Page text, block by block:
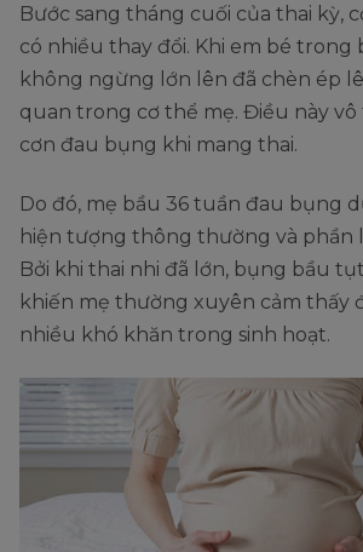
Bước sang tháng cuối của thai kỳ,
có nhiều thay đổi. Khi em bé trong
không ngừng lớn lên đã chèn ép
quan trong cơ thể mẹ. Điều này
cơn đau bụng khi mang thai.
Do đó, mẹ bầu 36 tuần đau bụng
hiện tượng thông thường và phần
Bởi khi thai nhi đã lớn, bụng bầu
khiến mẹ thường xuyên cảm thấy
nhiều khó khăn trong sinh hoạt.